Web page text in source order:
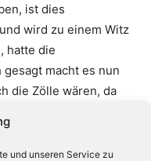
und unseren Service zu
ist dies
wird zu einem Witz
hatte die
macht es nun
die Zölle wären, da